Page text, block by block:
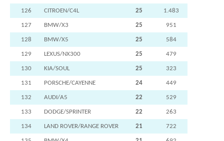
126 CITROEN/C4L 25 1.483
127 BMW/X3 25 951
128 BMW/X5 25 584
129 LEXUS/NX300 25 479
130 KIA/SOUL 25 323
131 PORSCHE/CAYENNE 24 449
132 AUDI/A5 22 529
133 DODGE/SPRINTER 22 263
134 LAND ROVER/RANGE ROVER 21 722